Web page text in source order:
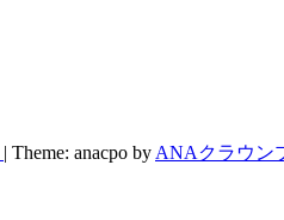
| Theme: anacpo by ANAクラウン